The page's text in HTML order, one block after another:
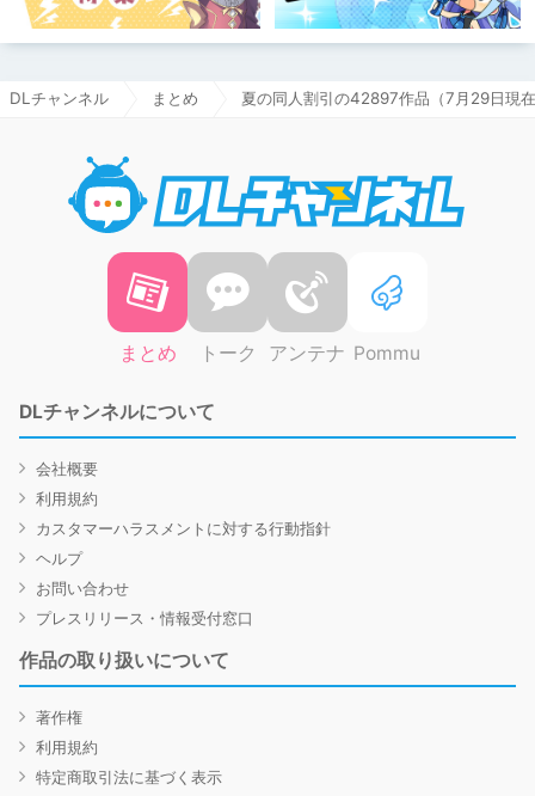
DLチャンネル まとめ 夏の同人割引の42897作品（7月29日現
まとめ トーク アンテナ Pommu
DLチャンネルについて
会社概要
利用規約
カスタマーハラスメントに対する行動指針
ヘルプ
お問い合わせ
プレスリリース・情報受付窓口
作品の取り扱いについて
著作権
利用規約
特定商取引法に基づく表示